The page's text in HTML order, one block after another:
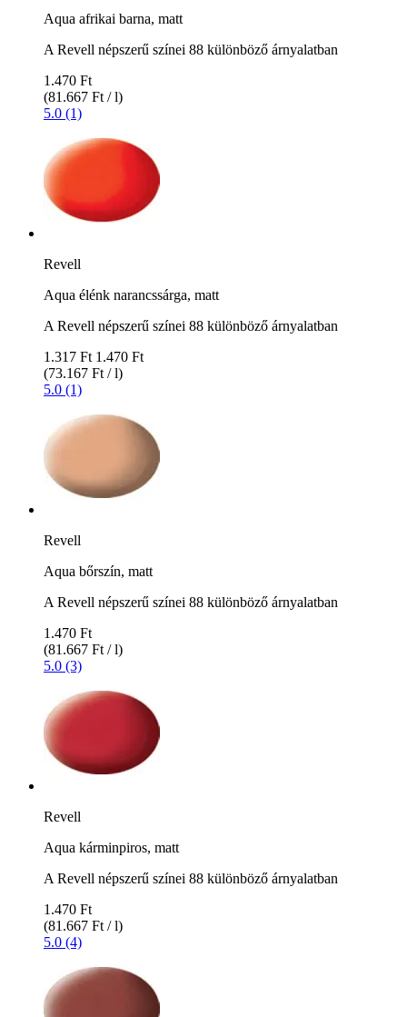
Aqua afrikai barna, matt
A Revell népszerű színei 88 különböző árnyalatban
1.470 Ft
(81.667 Ft / l)
5.0 (1)
Revell
Aqua élénk narancssárga, matt
A Revell népszerű színei 88 különböző árnyalatban
1.317 Ft 1.470 Ft
(73.167 Ft / l)
5.0 (1)
Revell
Aqua bőrszín, matt
A Revell népszerű színei 88 különböző árnyalatban
1.470 Ft
(81.667 Ft / l)
5.0 (3)
Revell
Aqua kárminpiros, matt
A Revell népszerű színei 88 különböző árnyalatban
1.470 Ft
(81.667 Ft / l)
5.0 (4)